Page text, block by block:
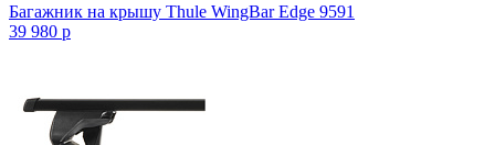
Багажник на крышу Thule WingBar Edge 9591
39 980 p